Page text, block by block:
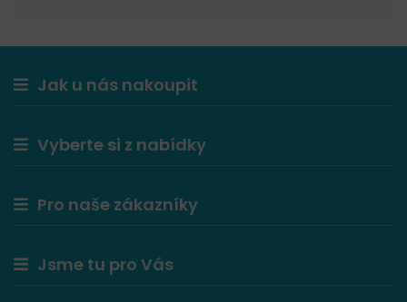
Jak u nás nakoupit
Vyberte si z nabídky
Pro naše zákazníky
Jsme tu pro Vás